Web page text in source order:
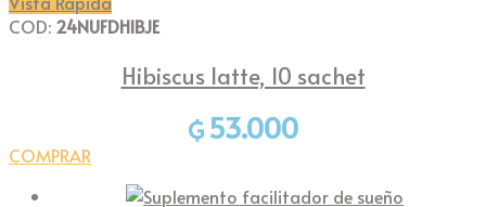
COD: 24NUFDHIBJE
Hibiscus latte, 10 sachet
₲ 53.000
COMPRAR